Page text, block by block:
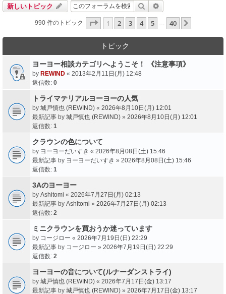
新しいトピック 検索
990 件のトピック ページ1 ／
1 2 3 4 5 40
トピック
ヨーヨー相談カテゴリへようこそ！ 《注意事項》
by REWIND « 2013年2月11日(月) 12:48
返信数: 0
トライマテリアルヨーヨーの人気
by 城戸慎也 (REWIND) « 2026年8月10日(月) 12:01
最新記事 by 城戸慎也 (REWIND) » 2026年8月10日(月) 12:01
返信数: 1
クラウンの色について
by ヨーヨーだいすき « 2026年8月08日(土) 15:46
最新記事 by ヨーヨーだいすき » 2026年8月08日(土) 15:46
返信数: 1
3Aのヨーヨー
by Ashitomi « 2026年7月27日(月) 02:13
最新記事 by Ashitomi » 2026年7月27日(月) 02:13
返信数: 2
ミニクラウンを買おうか迷っています
by コージロー « 2026年7月19日(日) 22:29
最新記事 by コージロー » 2026年7月19日(日) 22:29
返信数: 2
ヨーヨーの音について(ルナーダンストライ)
by 城戸慎也 (REWIND) « 2026年7月17日(金) 13:17
最新記事 by 城戸慎也 (REWIND) » 2026年7月17日(金) 13:17